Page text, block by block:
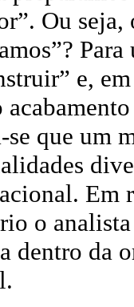
Ou
e,
se que um
Em
o
dentro da